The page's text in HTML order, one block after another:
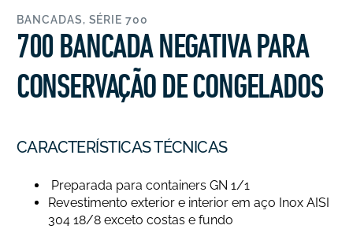
BANCADAS, SÉRIE 700
700 BANCADA NEGATIVA PARA
CONSERVAÇÃO DE CONGELADOS
CARACTERÍSTICAS TÉCNICAS
Preparada para containers GN 1/1
Revestimento exterior e interior em aço Inox AISI
304 18/8 exceto costas e fundo